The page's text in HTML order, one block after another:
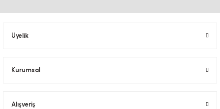
Üyelik
Kurumsal
Alışveriş